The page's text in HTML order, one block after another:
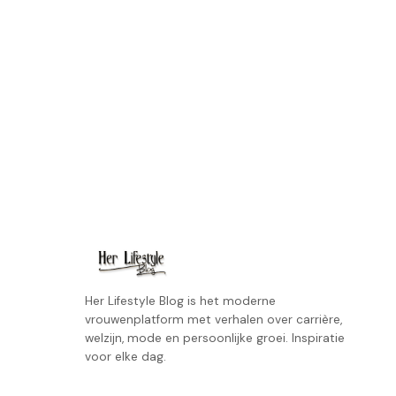
Her Lifestyle Blog is het moderne
vrouwenplatform met verhalen over carrière,
welzijn, mode en persoonlijke groei. Inspiratie
voor elke dag.